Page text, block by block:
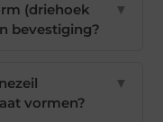
(driehoek
bevestiging?
▼
vormen?
▼